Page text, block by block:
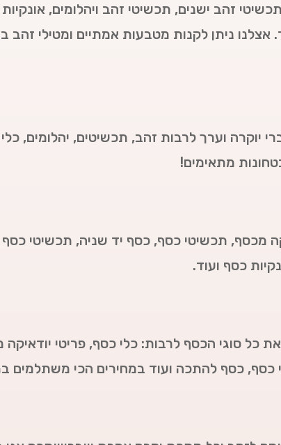
זהב ישנים, תכשיטי זהב ויהלומים,
יוקרה וערך לרבות זהב, תכשיטים, יהלומים,
מתאימים!
מכסף, תכשיטי כסף, כסף יד שניה, תכשיטי כסף
כסף ועוד.
כל סוגי הכסף לרבות: כלי כסף, פריטי
כסף, כסף להתכה ועוד במחירים הכי משתלמים